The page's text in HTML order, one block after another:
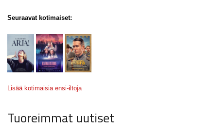
Seuraavat kotimaiset:
Lisää kotimaisia ensi-iltoja
Tuoreimmat uutiset